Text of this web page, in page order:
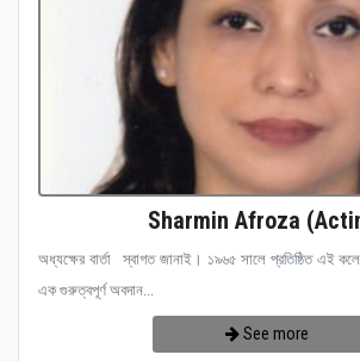
Sharmin Afroza
অধ্যক্ষের বার্তা স্বাগত জানাই। ১৯৬৫ সালে প্রতিষ্ঠিত এই
এক গুরুত্বপূর্ণ অবদান...
See more